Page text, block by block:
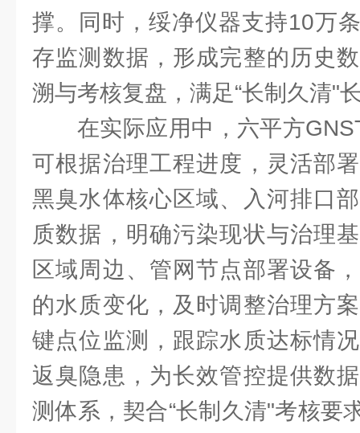
撑。同时，绥净仪器支持10万
存监测数据，形成完整的历史
溯与考核复盘，满足“长制久清"
在实际应用中，六平方
可根据治理工程进度，灵活部
黑臭水体核心区域、入河排口
质数据，明确污染现状与治理
区域周边、管网节点部署设备
的水质变化，及时调整治理方
键点位监测，跟踪水质达标情
返臭隐患，为长效管控提供数
测体系，契合“长制久清"考核要